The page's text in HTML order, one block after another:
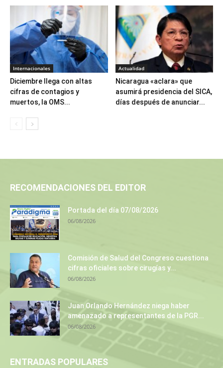
Internacionales
Diciembre llega con altas
cifras de contagios y
muertos, la OMS...
Actualidad
Nicaragua «aclara» que
asumirá presidencia del SICA,
días después de anunciar...
RECOMENDACIONES DEL EDITOR
Portada del día 07/08/2026
06/08/2026
Comisión de Salud del Congreso cuestiona
cifras oficiales sobre cirugías y...
06/08/2026
Juan Orlando Hernández niega haber
amenazado a representantes de la PGR...
06/08/2026
ENTRADAS POPULARES